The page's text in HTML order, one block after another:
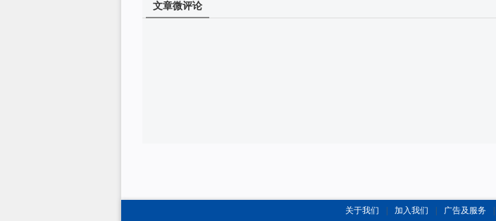
文章微评论
关于我们 加入我们 广告及服务